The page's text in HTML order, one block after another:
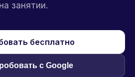
на занятии.
бесплатно
с Google